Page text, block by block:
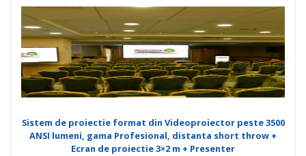
Sistem de proiectie format din Videoproiector peste 3500
ANSI lumeni, gama Profesional, distanta short throw +
Ecran de proiectie 3×2 m + Presenter